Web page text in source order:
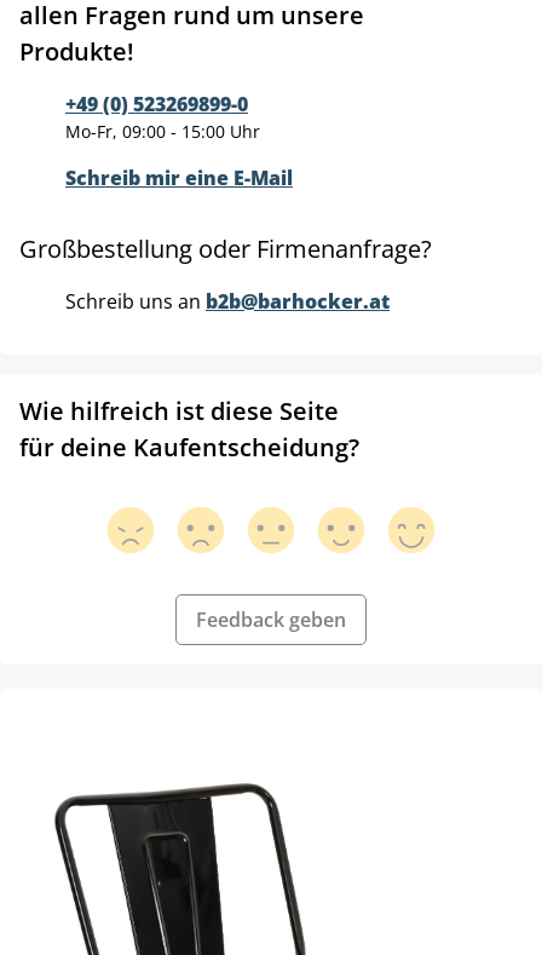
allen Fragen rund um unsere
Produkte!
+49 (0) 523269899-0
Mo-Fr, 09:00 - 15:00 Uhr
Schreib mir eine E-Mail
Großbestellung oder Firmenanfrage?
Schreib uns an b2b@barhocker.at
Wie hilfreich ist diese Seite
für deine Kaufentscheidung?
Feedback geben